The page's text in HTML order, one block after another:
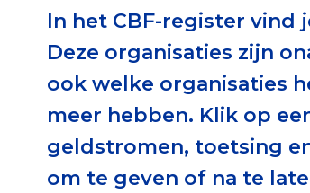
Check
Tips bij
In het CBF-register vind
Deze organisaties zijn
ook welke organisaties
meer hebben. Klik op
geldstromen, toetsing
om te geven of na te